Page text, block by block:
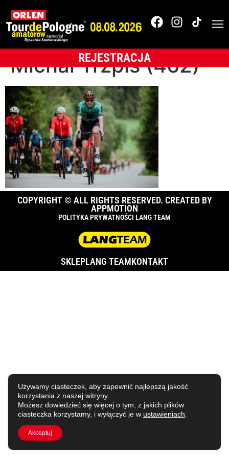
REJESTRACJA
OLTR-2025-
BUKOVINA Resort-
Michał Trzpis (462)
COPYRIGHT © ALL RIGHTS RESERVED. CREATED BY
APPMOTION
POLITYKA PRYWATNOŚCI LANG TEAM
SKLEPLANG TEAMKONTAKT
Używamy ciasteczek, aby zapewnić najlepszą jakość
korzystania z naszej witryny.
Możesz dowiedzieć się więcej o tym, z jakich plików
ciasteczka korzystamy, i wyłączyć je w ustawieniach
Akceptuj